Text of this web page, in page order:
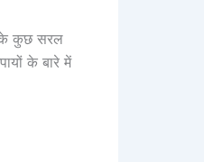
के कुछ सरल
के बारे में